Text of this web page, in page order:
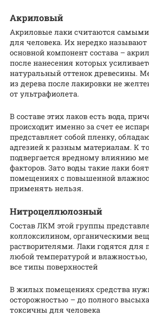
Акриловый
Акриловые лаки считаются
для человека. Их нередко
основной компонент состава –
после нанесения которых
натуральный оттенок древесины.
из дерева после лакировки не
от ультрафиолета.
В составе этих лаков есть вода,
происходит именно за счет ее
представляет собой пленку,
адгезией к разным материалам. К
подвергается вредному влиянию
факторов. Зато воды такие лаки
помещениях с повышенной
применять нельзя.
Нитроцеллюлозный
Состав ЛКМ этой группы
коллоксилином, органическими
растворителями. Лаки годятся для
любой температурой и влажностью,
все типы поверхностей
В жилых помещениях средства
осторожностью – до полного
токсичны для человека